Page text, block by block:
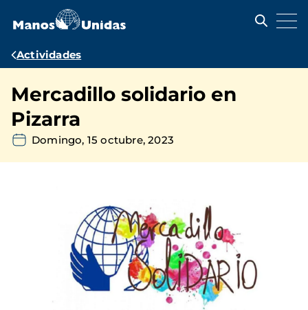
contenido
Ruta
navegación
Actividades
Mercadillo solidario en
Pizarra
Domingo, 15 octubre, 2023